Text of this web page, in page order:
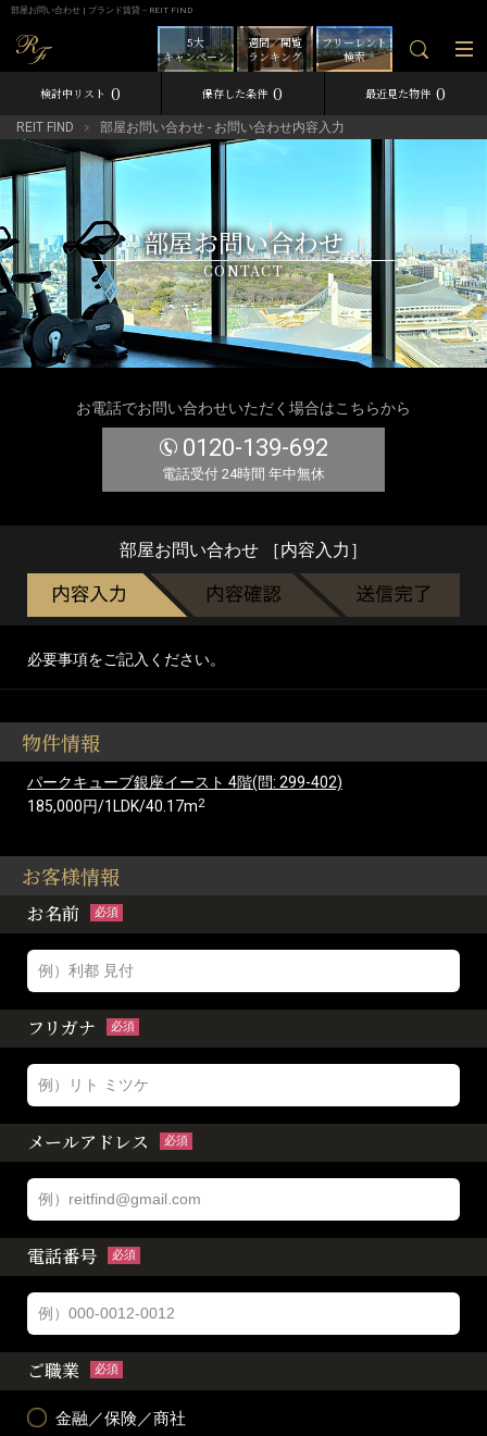
部屋お問い合わせ | ブランド賃貸－REIT FIND
フリーレント
検索
週間／閲覧
ランキング
5大
キャンペーン
検討中リスト 0 保存した条件 0 最近見た物件 0
REIT FIND 部屋お問い合わせ - お問い合わせ内容入力
部屋お問い合わせ
CONTACT
お電話でお問い合わせいただく場合はこちらから
0120-139-692
電話受付 24時間 年中無休
部屋お問い合わせ ［内容入力］
必要事項をご記入ください。
物件情報
パークキューブ銀座イースト 4階(問: 299-402)
185,000円/1LDK/40.17m2
お客様情報
お名前 必須
フリガナ 必須
メールアドレス 必須
電話番号 必須
ご職業 必須
金融／保険／商社